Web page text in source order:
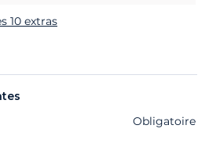
10 extras
Obligatoire